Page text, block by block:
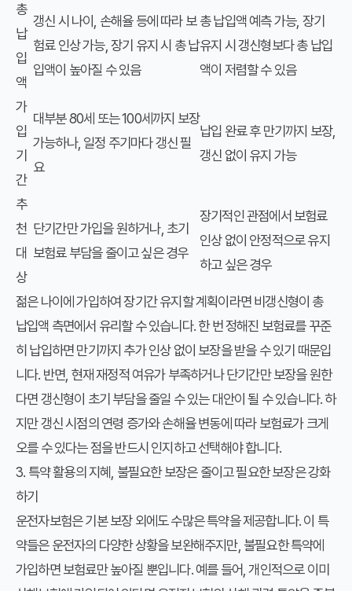
총
납
입
액
갱신 시 나이, 손해율 등에 따라 보
험료 인상 가능, 장기 유지 시 총 납
입액이 높아질 수 있음
총 납입액 예측 가능, 장기
유지 시 갱신형보다 총 납입
액이 저렴할 수 있음
가
입
기
간
대부분 80세 또는 100세까지 보장
가능하나, 일정 주기마다 갱신 필
요
납입 완료 후 만기까지 보장,
갱신 없이 유지 가능
추
천
대
상
단기간만 가입을 원하거나, 초기
보험료 부담을 줄이고 싶은 경우
장기적인 관점에서 보험료
인상 없이 안정적으로 유지
하고 싶은 경우
젊은 나이에 가입하여 장기간 유지할 계획이라면 비갱신형이 총
납입액 측면에서 유리할 수 있습니다. 한 번 정해진 보험료를 꾸준
히 납입하면 만기까지 추가 인상 없이 보장을 받을 수 있기 때문입
니다. 반면, 현재 재정적 여유가 부족하거나 단기간만 보장을 원한
다면 갱신형이 초기 부담을 줄일 수 있는 대안이 될 수 있습니다. 하
지만 갱신 시점의 연령 증가와 손해율 변동에 따라 보험료가 크게
오를 수 있다는 점을 반드시 인지하고 선택해야 합니다.
3. 특약 활용의 지혜, 불필요한 보장은 줄이고 필요한 보장은 강화
하기
운전자보험은 기본 보장 외에도 수많은 특약을 제공합니다. 이 특
약들은 운전자의 다양한 상황을 보완해주지만, 불필요한 특약에
가입하면 보험료만 높아질 뿐입니다. 예를 들어, 개인적으로 이미